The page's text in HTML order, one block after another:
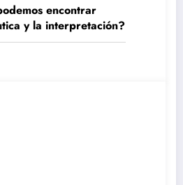
encontrar
y la interpretación?